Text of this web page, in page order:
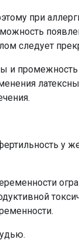
при
следует
и
у